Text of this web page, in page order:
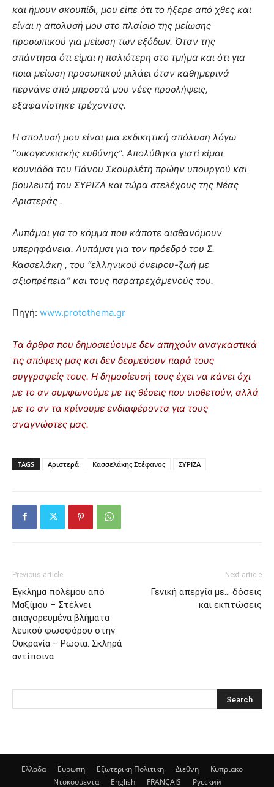
και ήμουν σκουπίδι, μου είπε ότι το ήξερε από χθες και
είναι η απολυσή μου στο πλαίσιο της μείωσης
προσωπικού για μείωση των εξόδων. Όταν της
απάντησα ότι είμαι η παλιότερη στο τμήμα και ότι για
ποια μείωση προσωπικού μιλάει όταν καθημερινά
περνάνε από μπροστά μου νέες προσλήψεις,
εξαφανίστηκε τρέχοντας.
Η απολυσή μου είναι μια εκδικητική απόλυση λόγω
“οικογενειακής ευθύνης”. Απολύθηκα γιατί είμαι
κουνιάδα του Πάνου Σκουρλέτη πρώην υπουργού και
βουλευτή του ΣΥΡΙΖΑ και τώρα στελέχους της Νέας
Αριστεράς .
Λυπάμαι για το κόμμα που κάποτε αισθανόμουν
υπερηφάνεια. Λυπάμαι για τον πρόεδρό του Σ.
Κασσελάκη , του “ελληνικού όνειρου-ζωή με
αξιοπρέπεια” και τους παρατρεχάμενούς του.
Πηγή: www.protothema.gr
Τα άρθρα που δημοσιεύουμε δεν απηχούν αναγκαστικά
τις απόψεις μας και δεν δεσμεύουν παρά τους
συγγραφείς τους. Η δημοσίευσή τους έχει να κάνει όχι
με το αν συμφωνούμε με τις θέσεις που υιοθετούν, αλλά
με το αν τα κρίνουμε ενδιαφέροντα για τους
αναγνώστες μας.
TAGS Αριστερά Κασσελάκης Στέφανος ΣΥΡΙΖΑ
Previous article
Έγκλημα πολέμου από
Μαξίμου – Στέλνει
απαγορευμένα βλήματα
λευκού φωσφόρου στην
Ουκρανία – Ρωσία: Σκληρά
αντίποινα
Next article
Γενική απεργία με… δόσεις
και εκπτώσεις
Ελλαδα Ευρωπη Εξωτερικη Πολιτικη Διεθνη
Κυπριακο
Ντοκουμεντα
English FRANÇAIS Русский